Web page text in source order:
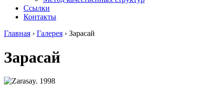
Ссылки
Контакты
Главная › Галерея › Зарасай
Зарасай